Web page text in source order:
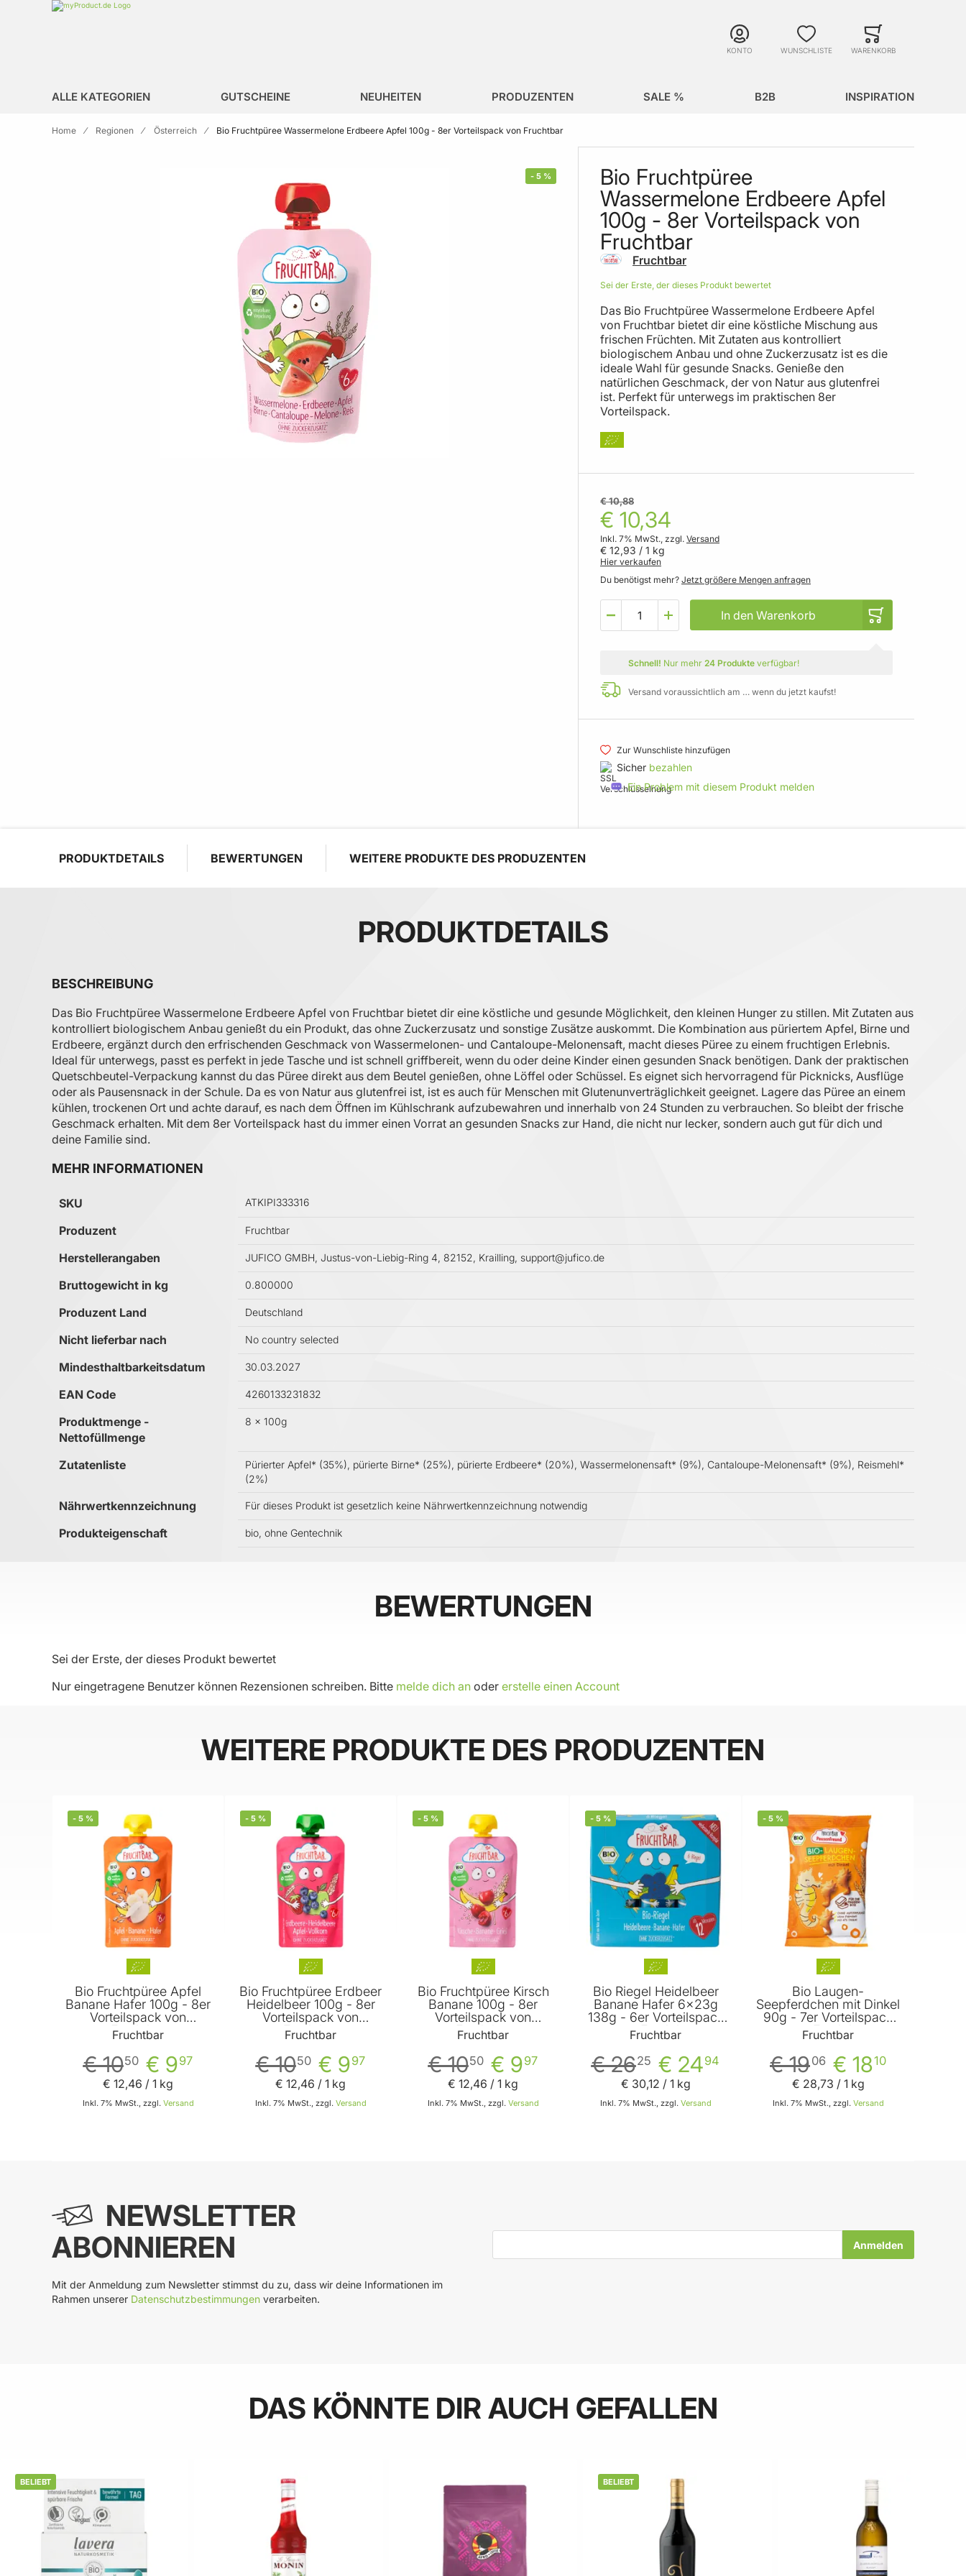
Zur Homepage
KONTO WUNSCHLISTE WARENKORB
ALLE KATEGORIEN GUTSCHEINE NEUHEITEN PRODUZENTEN SALE % B2B INSPIRATION
Home Regionen Österreich Bio Fruchtpüree Wassermelone Erdbeere Apfel 100g - 8er Vorteilspack von Fruchtbar
- 5 %
Bio Fruchtpüree
Wassermelone Erdbeere Apfel
100g - 8er Vorteilspack von
Fruchtbar
Fruchtbar
Sei der Erste, der dieses Produkt bewertet
Das Bio Fruchtpüree Wassermelone Erdbeere Apfel
von Fruchtbar bietet dir eine köstliche Mischung aus
frischen Früchten. Mit Zutaten aus kontrolliert
biologischem Anbau und ohne Zuckerzusatz ist es die
ideale Wahl für gesunde Snacks. Genieße den
natürlichen Geschmack, der von Natur aus glutenfrei
ist. Perfekt für unterwegs im praktischen 8er
Vorteilspack.
€ 10,34
€ 10,88
Inkl. 7% MwSt., zzgl. Versand
€ 12,93 / 1 kg
Hier verkaufen
Du benötigst mehr? Jetzt größere Mengen anfragen
In den Warenkorb
Schnell! Nur mehr 24 Produkte verfügbar!
Versand voraussichtlich am … wenn du jetzt kaufst!
Zur Wunschliste hinzufügen
Sicher bezahlen
Ein Problem mit diesem Produkt melden
PRODUKTDETAILS BEWERTUNGEN WEITERE PRODUKTE DES PRODUZENTEN
PRODUKTDETAILS
BESCHREIBUNG
Das Bio Fruchtpüree Wassermelone Erdbeere Apfel von Fruchtbar bietet dir eine köstliche und gesunde Möglichkeit, den kleinen Hunger zu stillen. Mit Zutaten aus
kontrolliert biologischem Anbau genießt du ein Produkt, das ohne Zuckerzusatz und sonstige Zusätze auskommt. Die Kombination aus püriertem Apfel, Birne und
Erdbeere, ergänzt durch den erfrischenden Geschmack von Wassermelonen- und Cantaloupe-Melonensaft, macht dieses Püree zu einem fruchtigen Erlebnis.
Ideal für unterwegs, passt es perfekt in jede Tasche und ist schnell griffbereit, wenn du oder deine Kinder einen gesunden Snack benötigen. Dank der praktischen
Quetschbeutel-Verpackung kannst du das Püree direkt aus dem Beutel genießen, ohne Löffel oder Schüssel. Es eignet sich hervorragend für Picknicks, Ausflüge
oder als Pausensnack in der Schule. Da es von Natur aus glutenfrei ist, ist es auch für Menschen mit Glutenunverträglichkeit geeignet. Lagere das Püree an einem
kühlen, trockenen Ort und achte darauf, es nach dem Öffnen im Kühlschrank aufzubewahren und innerhalb von 24 Stunden zu verbrauchen. So bleibt der frische
Geschmack erhalten. Mit dem 8er Vorteilspack hast du immer einen Vorrat an gesunden Snacks zur Hand, die nicht nur lecker, sondern auch gut für dich und
deine Familie sind.
MEHR INFORMATIONEN
Mehr Informationen
SKU ATKIPI333316
Produzent Fruchtbar
Herstellerangaben JUFICO GMBH, Justus-von-Liebig-Ring 4, 82152, Krailling, support@jufico.de
Bruttogewicht in kg 0.800000
Produzent Land Deutschland
Nicht lieferbar nach No country selected
Mindesthaltbarkeitsdatum 30.03.2027
EAN Code 4260133231832
Produktmenge -
Nettofüllmenge
8 x 100g
Zutatenliste
Pürierter Apfel* (35%), pürierte Birne* (25%), pürierte Erdbeere* (20%), Wassermelonensaft* (9%), Cantaloupe-Melonensaft* (9%), Reismehl*
(2%)
Nährwertkennzeichnung Für dieses Produkt ist gesetzlich keine Nährwertkennzeichnung notwendig
Produkteigenschaft bio, ohne Gentechnik
BEWERTUNGEN
Sei der Erste, der dieses Produkt bewertet
Nur eingetragene Benutzer können Rezensionen schreiben. Bitte melde dich an oder erstelle einen Account
WEITERE PRODUKTE DES PRODUZENTEN
- 5 %
Bio Fruchtpüree Apfel
Banane Hafer 100g - 8er
Vorteilspack von
Fruchtbar
Fruchtbar
€ 997
€ 1050
Inkl. 7% MwSt., zzgl. Versand
€ 12,46 / 1 kg
- 5 %
Bio Fruchtpüree Erdbeer
Heidelbeer 100g - 8er
Vorteilspack von
Fruchtbar
Fruchtbar
€ 997
€ 1050
Inkl. 7% MwSt., zzgl. Versand
€ 12,46 / 1 kg
- 5 %
Bio Fruchtpüree Kirsch
Banane 100g - 8er
Vorteilspack von
Fruchtbar
Fruchtbar
€ 997
€ 1050
Inkl. 7% MwSt., zzgl. Versand
€ 12,46 / 1 kg
- 5 %
Bio Riegel Heidelbeer
Banane Hafer 6x23g
138g - 6er Vorteilspack
von Fruchtbar
Fruchtbar
€ 2494
€ 2625
Inkl. 7% MwSt., zzgl. Versand
€ 30,12 / 1 kg
- 5 %
Bio Laugen-
Seepferdchen mit Dinkel
90g - 7er Vorteilspack
von Fruchtbar
Fruchtbar
€ 1810
€ 1906
Inkl. 7% MwSt., zzgl. Versand
€ 28,73 / 1 kg
NEWSLETTER
ABONNIEREN
Mit der Anmeldung zum Newsletter stimmst du zu, dass wir deine Informationen im
Rahmen unserer Datenschutzbestimmungen verarbeiten.
DAS KÖNNTE DIR AUCH GEFALLEN
BELIEBT BELIEBT